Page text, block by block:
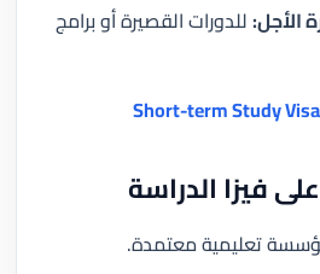
الأجل:للدورات القصيرة أو برامج
Short-term Study Visa
فيزا الدراسة
تعليمية معتمدة.